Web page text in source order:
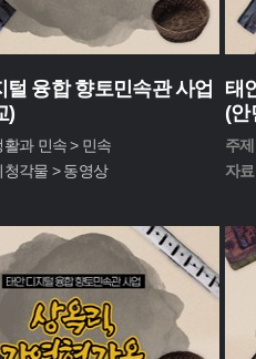
털 융합 향토민속관 사업
)
활과 민속 > 민속
청각물 > 동영상
태
(안
주
자